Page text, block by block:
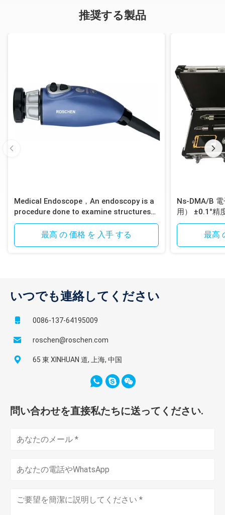
推奨する製品
Medical Endoscope，An endoscopy is a
procedure done to examine structures
inside your body up close
最高 の 価格 を 入手 する
Ns-DMA/B
用） ±0.1°精
最高
いつでも連絡してください
0086-137-64195009
roschen@roschen.com
65 東 XINHUAN 道, 上海, 中国
問い合わせを直接私たちに送ってください.